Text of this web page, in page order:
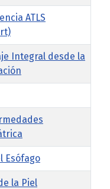
ATLS
Integral desde la
Esófago
la Piel